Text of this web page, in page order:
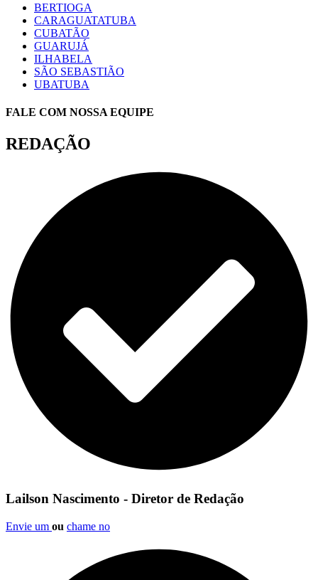
BERTIOGA
CARAGUATATUBA
CUBATÃO
GUARUJÁ
ILHABELA
SÃO SEBASTIÃO
UBATUBA
FALE COM NOSSA EQUIPE
REDAÇÃO
Lailson Nascimento - Diretor de Redação
Envie um ou chame no